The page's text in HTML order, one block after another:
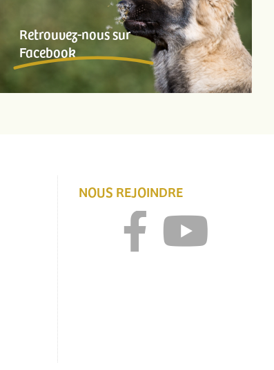
Retrouvez-nous sur
Facebook
NOUS REJOINDRE